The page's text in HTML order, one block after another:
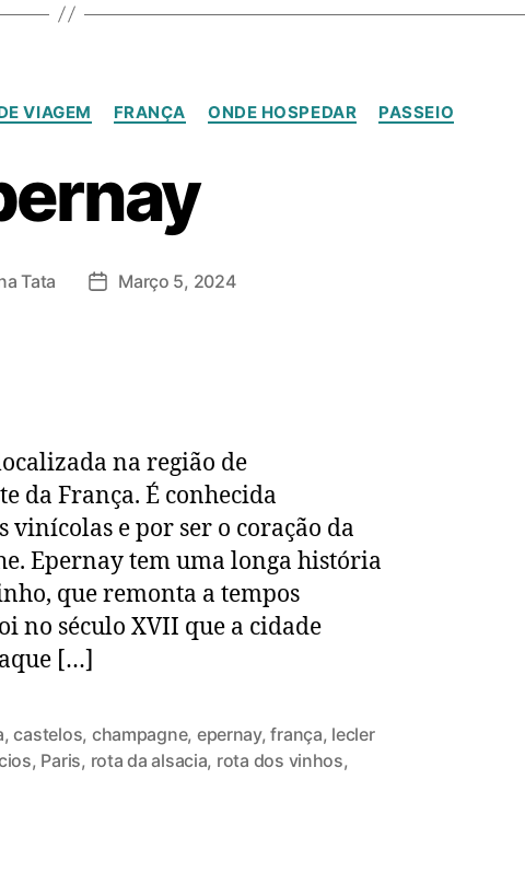
VIAGEM FRANÇA ONDE HOSPEDAR PASSEIO
Tata Março 5, 2024
na região de
da França. É conhecida
e por ser o coração da
Epernay tem uma longa história
que remonta a tempos
no século XVII que a cidade
[…]
,castelos, champagne, epernay,frança, lecler
, Paris, rota da alsacia, rota dos vinhos,